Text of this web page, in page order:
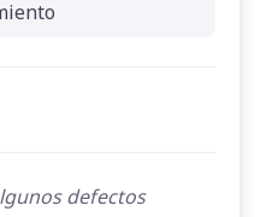
defectos